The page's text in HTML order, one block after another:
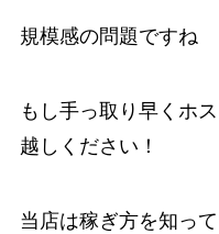
規模感の問題ですね
もし手っ取り早くホ
越しください！
当店は稼ぎ方を知って